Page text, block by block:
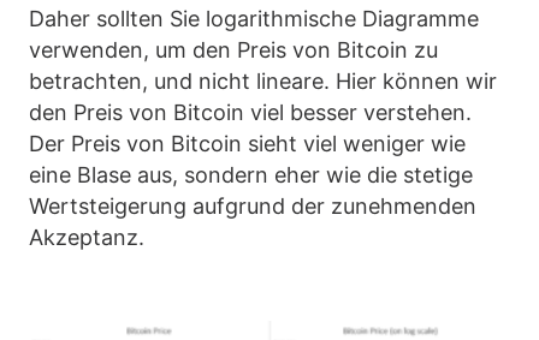
Daher sollten Sie logarithmische Diagramme
verwenden, um den Preis von Bitcoin zu
betrachten, und nicht lineare. Hier können wir
den Preis von Bitcoin viel besser verstehen.
Der Preis von Bitcoin sieht viel weniger wie
eine Blase aus, sondern eher wie die stetige
Wertsteigerung aufgrund der zunehmenden
Akzeptanz.